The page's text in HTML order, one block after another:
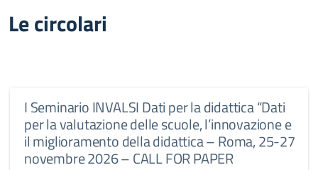
Le circolari
I Seminario INVALSI Dati per la didattica “Dati
per la valutazione delle scuole, l’innovazione e
il miglioramento della didattica – Roma, 25-27
novembre 2026 – CALL FOR PAPER